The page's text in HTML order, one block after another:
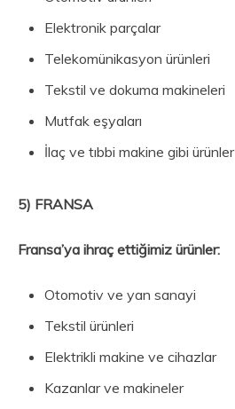
Elektronik parçalar
Telekomünikasyon ürünleri
Tekstil ve dokuma makineleri
Mutfak eşyaları
İlaç ve tıbbi makine gibi ürünler
5) FRANSA
Fransa’ya ihraç ettiğimiz ürünler:
Otomotiv ve yan sanayi
Tekstil ürünleri
Elektrikli makine ve cihazlar
Kazanlar ve makineler